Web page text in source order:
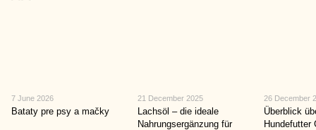
7 June 2026
Bataty pre psy a mačky
21 December 2025
Lachsöl – die ideale
Nahrungsergänzung für
26 December
Überblick
Hundefutter